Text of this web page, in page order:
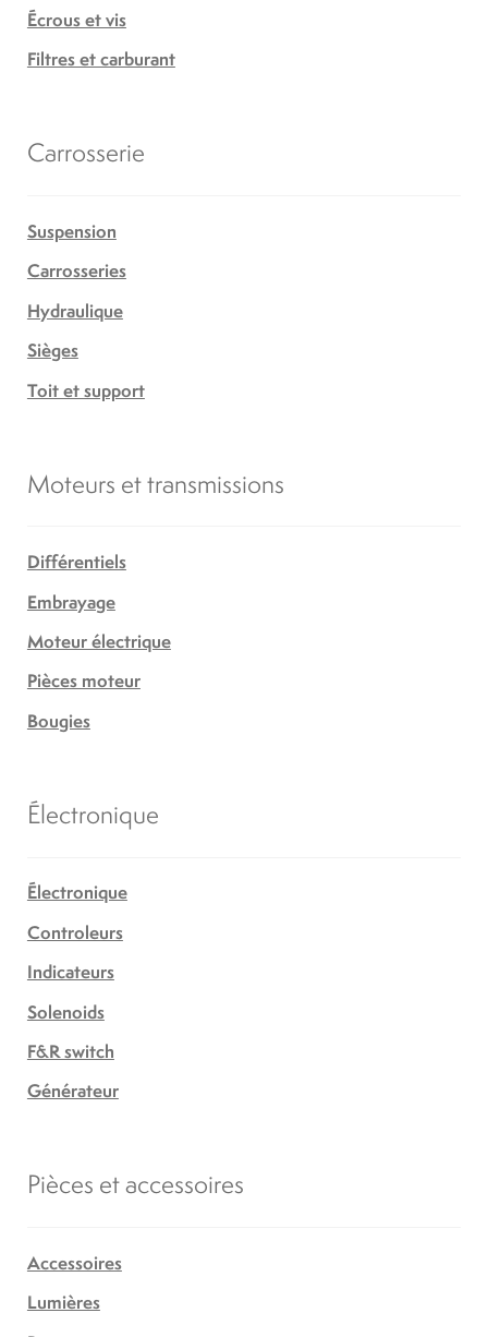
Écrous et vis
Filtres et carburant
Carrosserie
Suspension
Carrosseries
Hydraulique
Sièges
Toit et support
Moteurs et transmissions
Différentiels
Embrayage
Moteur électrique
Pièces moteur
Bougies
Électronique
Électronique
Controleurs
Indicateurs
Solenoids
F&R switch
Générateur
Pièces et accessoires
Accessoires
Lumières